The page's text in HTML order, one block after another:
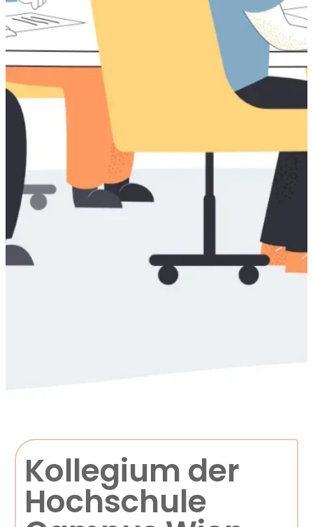
Kollegium der
Hochschule